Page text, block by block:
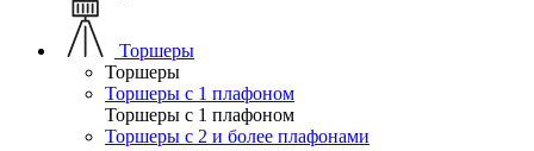
Торшеры
Торшеры
Торшеры с 1 плафоном
Торшеры с 1 плафоном
Торшеры с 2 и более плафонами